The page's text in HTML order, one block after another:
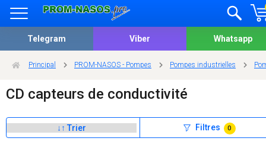
Telegram Viber Whatsapp
Principal PROM-NASOS - Pompes Pompes industrielles
CD capteurs de conductivité
Filtres 0